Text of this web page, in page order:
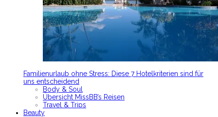
Familienurlaub ohne Stress: Diese 7 Hotelkriterien sind für
uns entscheidend
Body & Soul
Übersicht MissBB’s Reisen
Travel & Trips
Beauty